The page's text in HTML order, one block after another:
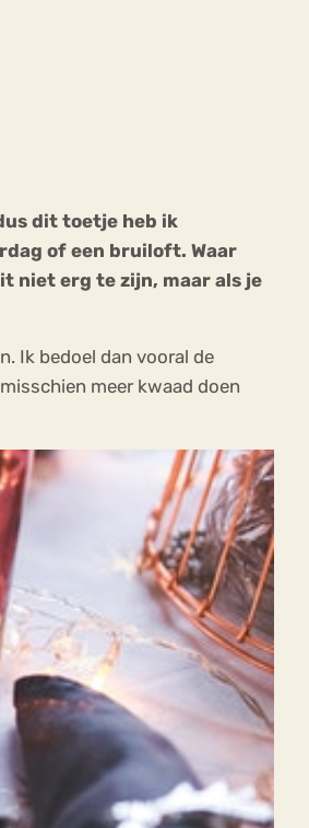
dit toetje heb ik
of een bruiloft. Waar
niet erg te zijn, maar als je
Ik bedoel dan vooral de
meer kwaad doen